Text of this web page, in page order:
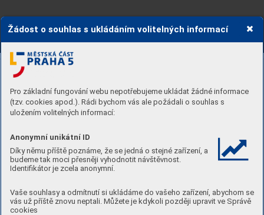
Žádost o souhlas s ukládáním volitelných informací
Pro základní fungování webu nepotřebujeme ukládat žádné informace
(tzv. cookies apod.). Rádi bychom vás ale požádali o souhlas s
uložením volitelných informací:
Anonymní unikátní ID
Díky němu příště poznáme, že se jedná o stejné zařízení, a
budeme tak moci přesněji vyhodnotit návštěvnost.
Identifikátor je zcela anonymní.
Vaše souhlasy a odmítnutí si ukládáme do vašeho zařízení, abychom se
vás už příště znovu neptali. Můžete je kdykoli později upravit ve Správě
cookies